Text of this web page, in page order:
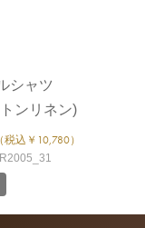
シャツ
ンリネン)
（税込￥10,780）